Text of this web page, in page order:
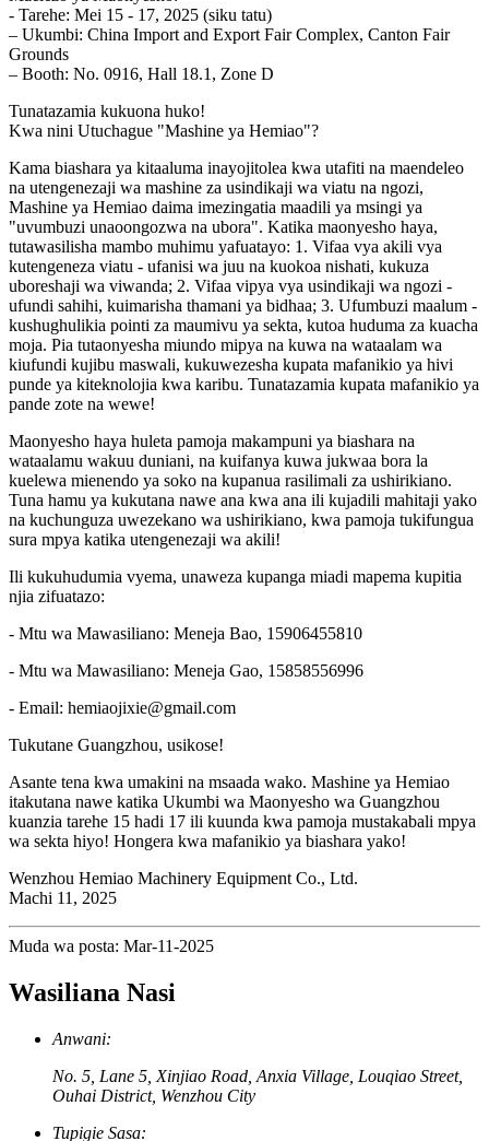
- Tarehe: Mei 15 - 17, 2025 (siku tatu)
– Ukumbi: China Import and Export Fair Complex, Canton Fair
Grounds
– Booth: No. 0916, Hall 18.1, Zone D
Tunatazamia kukuona huko!
Kwa nini Utuchague "Mashine ya Hemiao"?
Kama biashara ya kitaaluma inayojitolea kwa utafiti na maendeleo
na utengenezaji wa mashine za usindikaji wa viatu na ngozi,
Mashine ya Hemiao daima imezingatia maadili ya msingi ya
"uvumbuzi unaoongozwa na ubora". Katika maonyesho haya,
tutawasilisha mambo muhimu yafuatayo: 1. Vifaa vya akili vya
kutengeneza viatu - ufanisi wa juu na kuokoa nishati, kukuza
uboreshaji wa viwanda; 2. Vifaa vipya vya usindikaji wa ngozi -
ufundi sahihi, kuimarisha thamani ya bidhaa; 3. Ufumbuzi maalum -
kushughulikia pointi za maumivu ya sekta, kutoa huduma za kuacha
moja. Pia tutaonyesha miundo mipya na kuwa na wataalam wa
kiufundi kujibu maswali, kukuwezesha kupata mafanikio ya hivi
punde ya kiteknolojia kwa karibu. Tunatazamia kupata mafanikio ya
pande zote na wewe!
Maonyesho haya huleta pamoja makampuni ya biashara na
wataalamu wakuu duniani, na kuifanya kuwa jukwaa bora la
kuelewa mienendo ya soko na kupanua rasilimali za ushirikiano.
Tuna hamu ya kukutana nawe ana kwa ana ili kujadili mahitaji yako
na kuchunguza uwezekano wa ushirikiano, kwa pamoja tukifungua
sura mpya katika utengenezaji wa akili!
Ili kukuhudumia vyema, unaweza kupanga miadi mapema kupitia
njia zifuatazo:
- Mtu wa Mawasiliano: Meneja Bao, 15906455810
- Mtu wa Mawasiliano: Meneja Gao, 15858556996
- Email: hemiaojixie@gmail.com
Tukutane Guangzhou, usikose!
Asante tena kwa umakini na msaada wako. Mashine ya Hemiao
itakutana nawe katika Ukumbi wa Maonyesho wa Guangzhou
kuanzia tarehe 15 hadi 17 ili kuunda kwa pamoja mustakabali mpya
wa sekta hiyo! Hongera kwa mafanikio ya biashara yako!
Wenzhou Hemiao Machinery Equipment Co., Ltd.
Machi 11, 2025
Muda wa posta: Mar-11-2025
Wasiliana Nasi
Anwani:
No. 5, Lane 5, Xinjiao Road, Anxia Village, Louqiao Street,
Ouhai District, Wenzhou City
Tupigie Sasa: